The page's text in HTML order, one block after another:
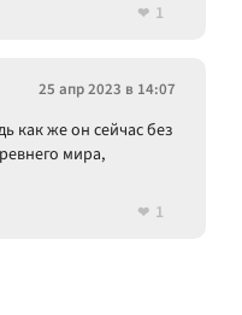
1
25 апр 2023 в 14:07
как же он сейчас без
мира,
1